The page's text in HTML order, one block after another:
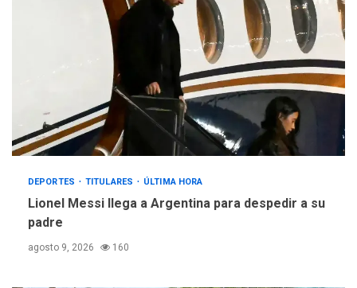
DEPORTES TITULARES ÚLTIMA HORA
Lionel Messi llega a Argentina para despedir a su
padre
agosto 9, 2026 160